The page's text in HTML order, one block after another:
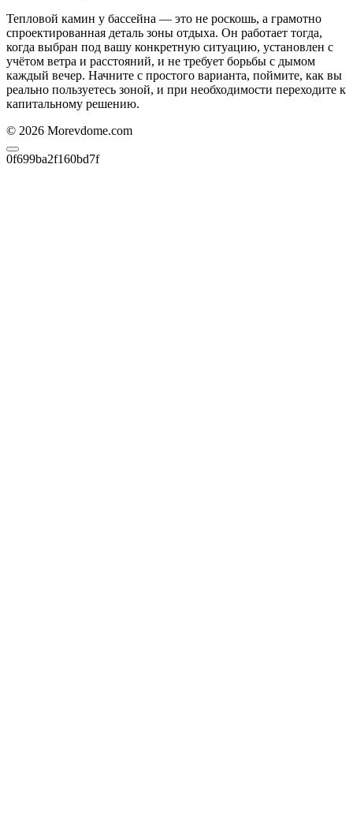
Тепловой камин у бассейна — это не роскошь, а грамотно
спроектированная деталь зоны отдыха. Он работает тогда,
когда выбран под вашу конкретную ситуацию, установлен с
учётом ветра и расстояний, и не требует борьбы с дымом
каждый вечер. Начните с простого варианта, поймите, как вы
реально пользуетесь зоной, и при необходимости переходите к
капитальному решению.
© 2026 Morevdome.com
0f699ba2f160bd7f